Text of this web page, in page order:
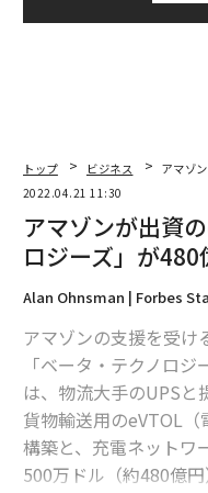
トップ ビジネス
アマゾ
2022.04.21 11:30
アマゾンが出資
ロジーズ」が480
Alan Ohnsman | Forbes
アマゾンの支援を受け
「ベータ・テクノロ
は、物流大手のUPSと
貨物輸送用のeVTOL
構築と、充電ネットワ
500万ドル（約480億